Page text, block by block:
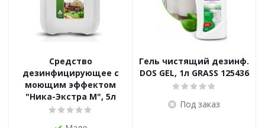
Средство
дезинфицирующее с
моющим эффектом
"Ника-Экстра М", 5л
Гель чистящий дезинф.
DOS GEL, 1л GRASS 125436
Под заказ